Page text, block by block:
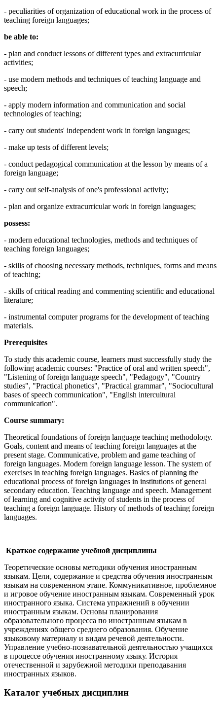
- peculiarities of organization of educational work in the process of
teaching foreign languages;
be able to:
- plan and conduct lessons of different types and extracurricular
activities;
- use modern methods and techniques of teaching language and
speech;
- apply modern information and communication and social
technologies of teaching;
- carry out students' independent work in foreign languages;
- make up tests of different levels;
- conduct pedagogical communication at the lesson by means of a
foreign language;
- carry out self-analysis of one's professional activity;
- plan and organize extracurricular work in foreign languages;
possess:
- modern educational technologies, methods and techniques of
teaching foreign languages;
- skills of choosing necessary methods, techniques, forms and means
of teaching;
- skills of critical reading and commenting scientific and educational
literature;
- instrumental computer programs for the development of teaching
materials.
Prerequisites
To study this academic course, learners must successfully study the
following academic courses: "Practice of oral and written speech",
"Listening of foreign language speech", "Pedagogy", "Country
studies", "Practical phonetics", "Practical grammar", "Sociocultural
bases of speech communication", "English intercultural
communication".
Course summary:
Theoretical foundations of foreign language teaching methodology.
Goals, content and means of teaching foreign languages at the
present stage. Communicative, problem and game teaching of
foreign languages. Modern foreign language lesson. The system of
exercises in teaching foreign languages. Basics of planning the
educational process of foreign languages in institutions of general
secondary education. Teaching language and speech. Management
of learning and cognitive activity of students in the process of
teaching a foreign language. History of methods of teaching foreign
languages.
Краткое содержание учебной дисциплины
Теоретические основы методики обучения иностранным
языкам. Цели, содержание и средства обучения иностранным
языкам на современном этапе. Коммуникативное, проблемное
и игровое обучение иностранным языкам. Современный урок
иностранного языка. Система упражнений в обучении
иностранным языкам. Основы планирования
образовательного процесса по иностранным языкам в
учреждениях общего среднего образования. Обучение
языковому материалу и видам речевой деятельности.
Управление учебно-познавательной деятельностью учащихся
в процессе обучения иностранному языку. История
отечественной и зарубежной методики преподавания
иностранных языков.
Каталог учебных дисциплин